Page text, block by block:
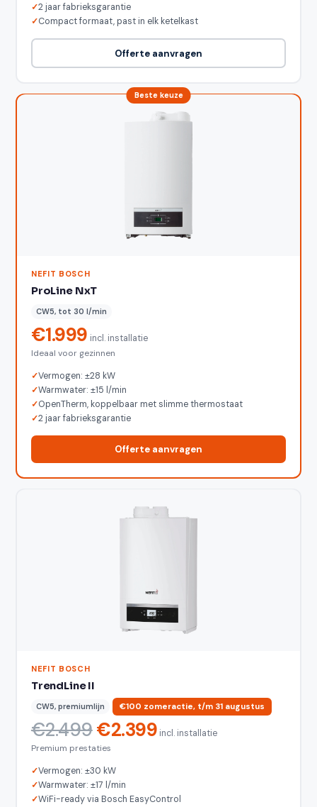
2 jaar fabrieksgarantie
Compact formaat, past in elk ketelkast
Offerte aanvragen
NEFIT BOSCH
ProLine NxT
CW5, tot 30 l/min
€1.999 incl. installatie
Ideaal voor gezinnen
Vermogen: ±28 kW
Warmwater: ±15 l/min
OpenTherm, koppelbaar met slimme thermostaat
2 jaar fabrieksgarantie
Offerte aanvragen
NEFIT BOSCH
TrendLine II
CW5, premiumlijn €100 zomeractie, t/m 31 augustus
€2.499€2.399 incl. installatie
Premium prestaties
Vermogen: ±30 kW
Warmwater: ±17 l/min
WiFi-ready via Bosch EasyControl